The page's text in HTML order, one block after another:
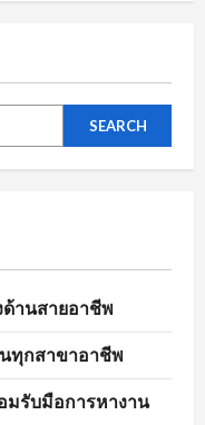
SEARCH
านสายอาชีพ
ทุกสาขาอาชีพ
มรับมือการหางาน